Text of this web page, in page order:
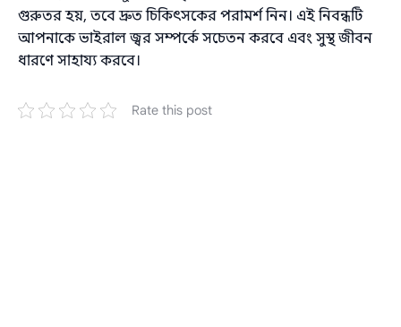
গুরুতর হয়, তবে দ্রুত চিকিৎসকের পরামর্শ নিন। এই নিবন্ধটি
আপনাকে ভাইরাল জ্বর সম্পর্কে সচেতন করবে এবং সুস্থ জীবন
ধারণে সাহায্য করবে।
Rate this post